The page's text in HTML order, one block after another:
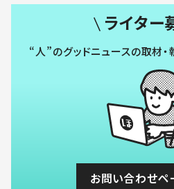
ライター
“人”のグッドニュースの取材
お問い合わせペ